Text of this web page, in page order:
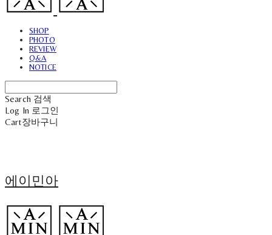
SHOP
PHOTO
REVIEW
Q&A
NOTICE
Search 검색
Log In 로그인
Cart장바구니
에이민아